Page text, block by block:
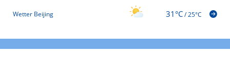
Wetter Beijing 31°C/25°C